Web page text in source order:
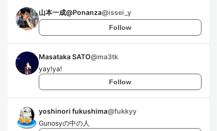
山本一成@Ponanza@issei_y
Follow
Masataka SATO@ma3tk
yay!ya!
Follow
yoshinori fukushima@fukkyy
Gunosyの中の人